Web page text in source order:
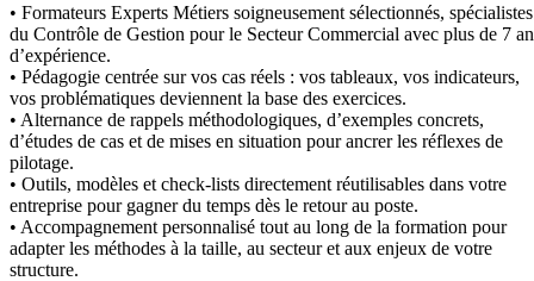
• Formateurs Experts Métiers soigneusement sélectionnés, spécialistes
du Contrôle de Gestion pour le Secteur Commercial avec plus de 7
d’expérience.
• Pédagogie centrée sur vos cas réels : vos tableaux, vos indicateurs,
vos problématiques deviennent la base des exercices.
• Alternance de rappels méthodologiques, d’exemples concrets,
d’études de cas et de mises en situation pour ancrer les réflexes de
pilotage.
• Outils, modèles et check-lists directement réutilisables dans votre
entreprise pour gagner du temps dès le retour au poste.
• Accompagnement personnalisé tout au long de la formation pour
adapter les méthodes à la taille, au secteur et aux enjeux de votre
structure.